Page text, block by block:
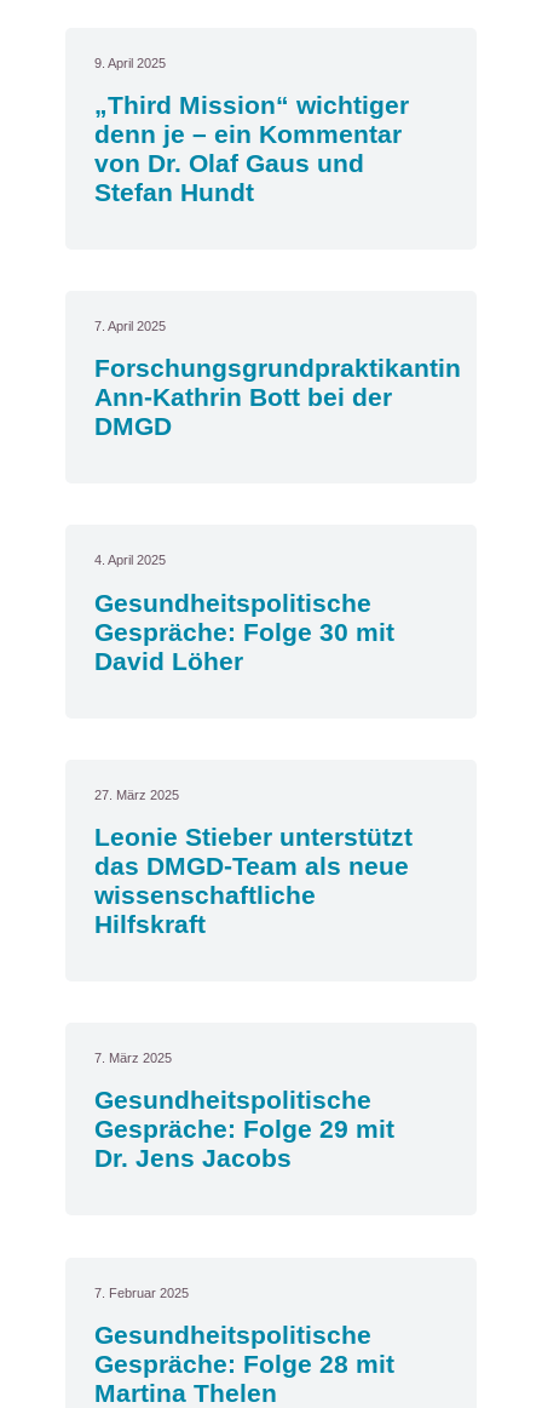
9. April 2025
„Third Mission“ wichtiger
denn je – ein Kommentar
von Dr. Olaf Gaus und
Stefan Hundt
7. April 2025
Forschungsgrundpraktikantin
Ann-Kathrin Bott bei der
DMGD
4. April 2025
Gesundheitspolitische
Gespräche: Folge 30 mit
David Löher
27. März 2025
Leonie Stieber unterstützt
das DMGD-Team als neue
wissenschaftliche
Hilfskraft
7. März 2025
Gesundheitspolitische
Gespräche: Folge 29 mit
Dr. Jens Jacobs
7. Februar 2025
Gesundheitspolitische
Gespräche: Folge 28 mit
Martina Thelen